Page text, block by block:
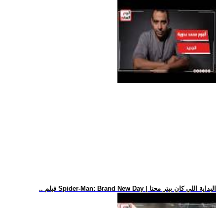
.. فيلم Spider-Man: Brand New Day | البداية اللي كان بيتر محتا